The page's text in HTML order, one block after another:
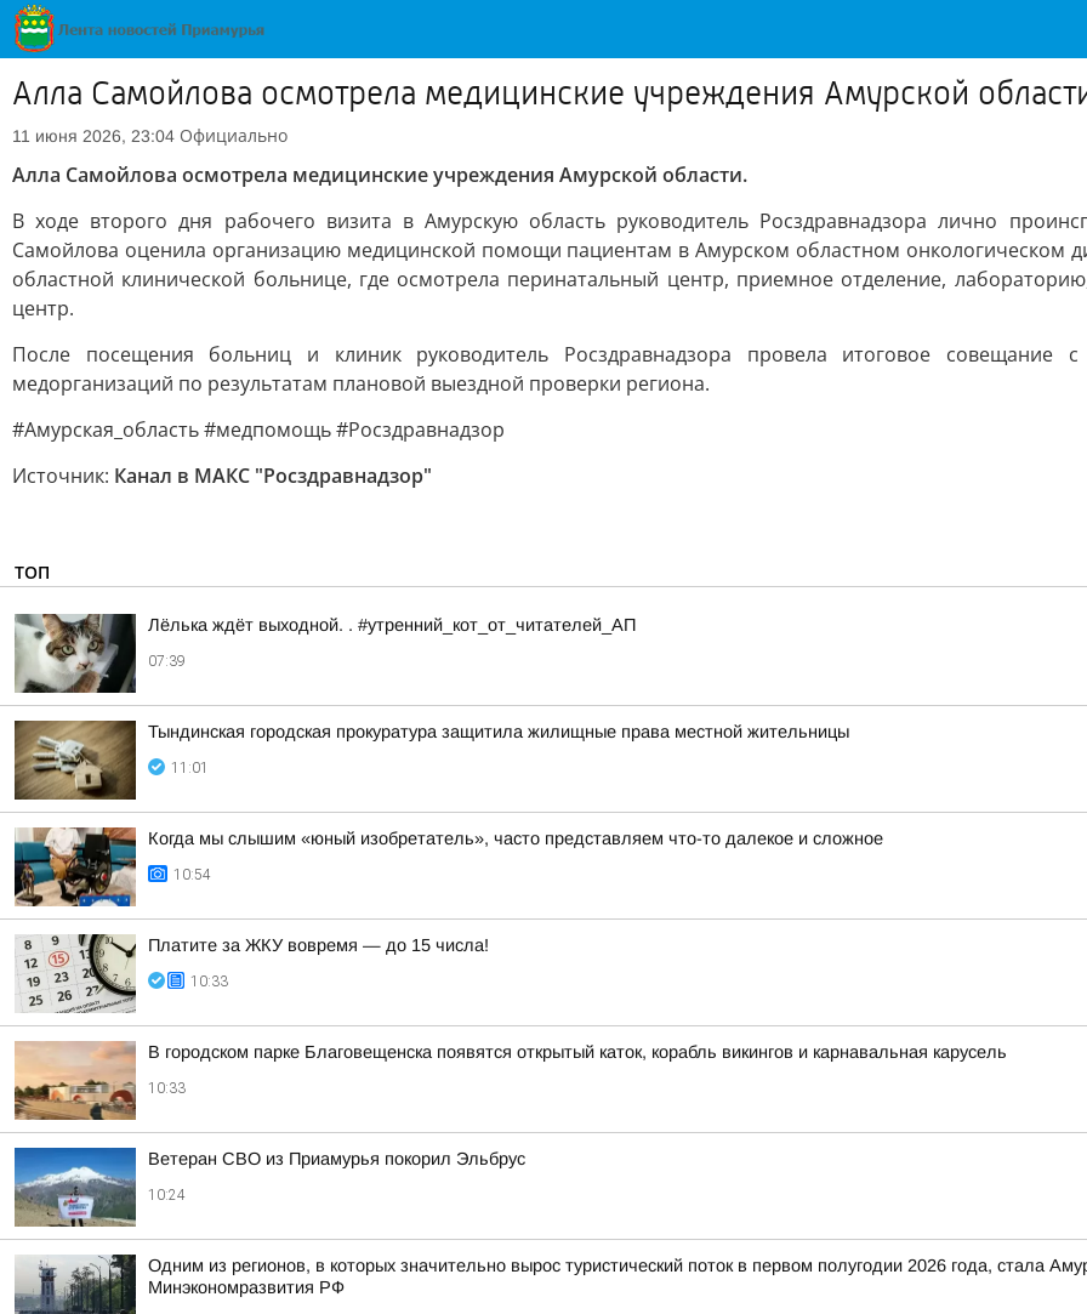
Алла Самойлова осмотрела медицинские учреждения Амурской
11 июня 2026, 23:04 Официально
Алла Самойлова осмотрела медицинские учреждения Амурской области.
В ходе второго дня рабочего визита в Амурскую область руководитель Росздравнадзора лично
Самойлова оценила организацию медицинской помощи пациентам в Амурском областном онкологическом
областной клинической больнице, где осмотрела перинатальный центр, приемное отделение,
центр.
После посещения больниц и клиник руководитель Росздравнадзора провела итоговое совещание
медорганизаций по результатам плановой выездной проверки региона.
#Амурская_область #медпомощь #Росздравнадзор
Источник: Канал в МАКС "Росздравнадзор"
ТОП
Лёлька ждёт выходной. . #утренний_кот_от_читателей_АП
07:39
Тындинская городская прокуратура защитила жилищные права местной жительницы
11:01
Когда мы слышим «юный изобретатель», часто представляем что-то далекое и сложное
10:54
Платите за ЖКУ вовремя — до 15 числа!
10:33
В городском парке Благовещенска появятся открытый каток, корабль викингов и карнавальная карусель
10:33
Ветеран СВО из Приамурья покорил Эльбрус
10:24
Одним из регионов, в которых значительно вырос туристический поток в первом полугодии 2026 года, стала
Минэкономразвития РФ